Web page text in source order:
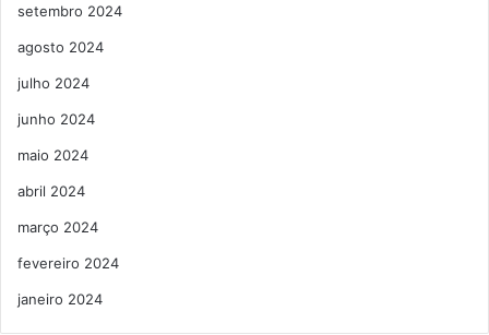
setembro 2024
agosto 2024
julho 2024
junho 2024
maio 2024
abril 2024
março 2024
fevereiro 2024
janeiro 2024